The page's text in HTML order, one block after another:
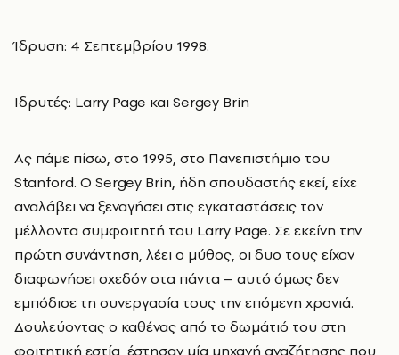
Ίδρυση: 4 Σεπτεμβρίου 1998.
Ιδρυτές: Larry Page και Sergey Brin
Ας πάμε πίσω, στο 1995, στο Πανεπιστήμιο του
Stanford. Ο Sergey Brin, ήδη σπουδαστής εκεί, είχε
αναλάβει να ξεναγήσει στις εγκαταστάσεις τον
μέλλοντα συμφοιτητή του Larry Page. Σε εκείνη την
πρώτη συνάντηση, λέει ο μύθος, οι δυο τους είχαν
διαφωνήσει σχεδόν στα πάντα – αυτό όμως δεν
εμπόδισε τη συνεργασία τους την επόμενη χρονιά.
Δουλεύοντας ο καθένας από το δωμάτιό του στη
φοιτητική εστία, έστησαν μία μηχανή αναζήτησης που